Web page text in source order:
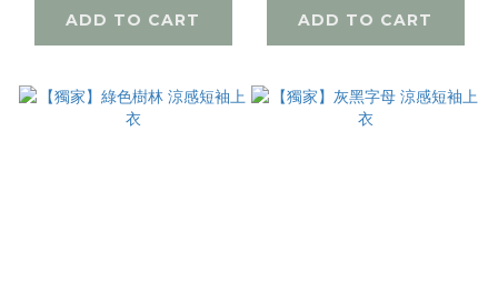
ADD TO CART ADD TO CART